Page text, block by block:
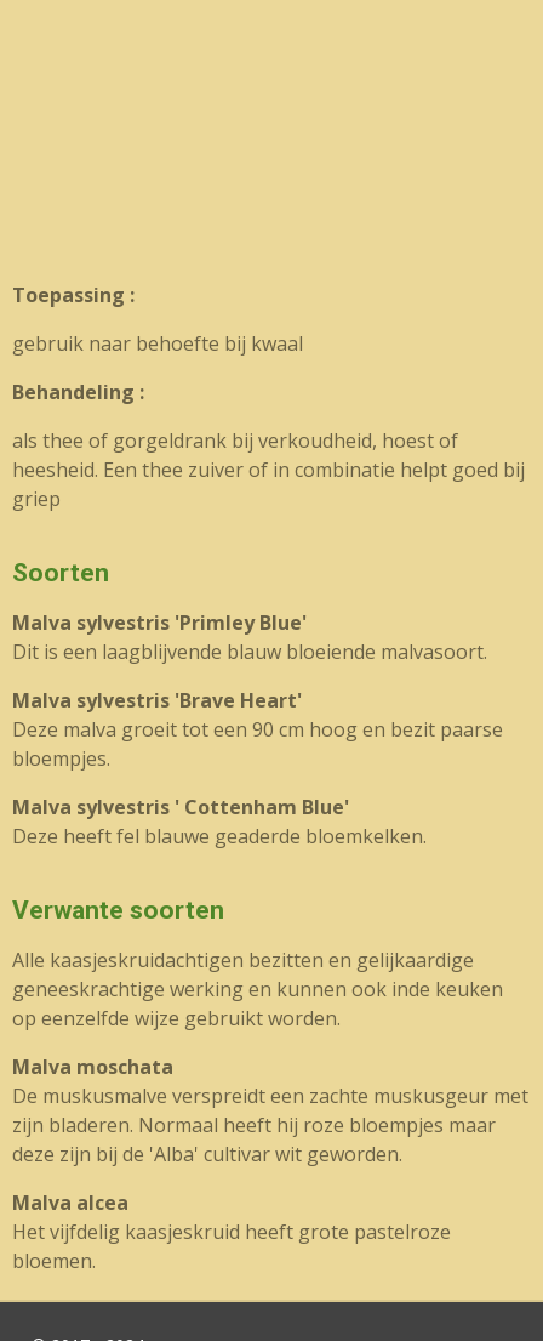
Toepassing :
gebruik naar behoefte bij kwaal
Behandeling :
als thee of gorgeldrank bij verkoudheid, hoest of
heesheid. Een thee zuiver of in combinatie helpt goed bij
griep
Soorten
Malva sylvestris 'Primley Blue'
Dit is een laagblijvende blauw bloeiende malvasoort.
Malva sylvestris 'Brave Heart'
Deze malva groeit tot een 90 cm hoog en bezit paarse
bloempjes.
Malva sylvestris ' Cottenham Blue'
Deze heeft fel blauwe geaderde bloemkelken.
Verwante soorten
Alle kaasjeskruidachtigen bezitten en gelijkaardige
geneeskrachtige werking en kunnen ook inde keuken
op eenzelfde wijze gebruikt worden.
Malva moschata
De muskusmalve verspreidt een zachte muskusgeur met
zijn bladeren. Normaal heeft hij roze bloempjes maar
deze zijn bij de 'Alba' cultivar wit geworden.
Malva alcea
Het vijfdelig kaasjeskruid heeft grote pastelroze
bloemen.